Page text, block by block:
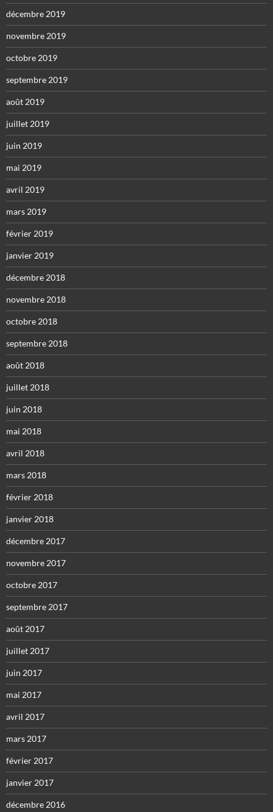
décembre 2019
novembre 2019
octobre 2019
septembre 2019
août 2019
juillet 2019
juin 2019
mai 2019
avril 2019
mars 2019
février 2019
janvier 2019
décembre 2018
novembre 2018
octobre 2018
septembre 2018
août 2018
juillet 2018
juin 2018
mai 2018
avril 2018
mars 2018
février 2018
janvier 2018
décembre 2017
novembre 2017
octobre 2017
septembre 2017
août 2017
juillet 2017
juin 2017
mai 2017
avril 2017
mars 2017
février 2017
janvier 2017
décembre 2016